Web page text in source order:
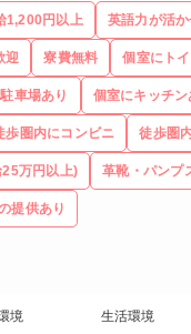
1,200円以上 英語力が活か
迎 寮費無料 個室にト
駐車場あり 個室にキッチン
歩圏内にコンビニ 徒歩圏
万円以上) 革靴・パンプ
提供あり
境 生活環境